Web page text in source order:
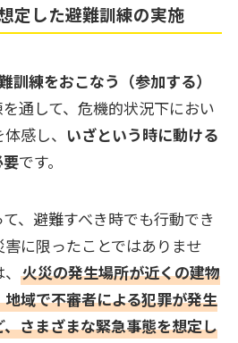
定した避難訓練の実施
訓練をおこなう（参加する）
通して、危機的状況下におい
感し、 いざという時に動ける
です。
、避難すべき時でも行動でき
に限ったことではありませ
火災の発生場所が近くの建物
域で不審者による犯罪が発生
さまざまな緊急事態を想定し